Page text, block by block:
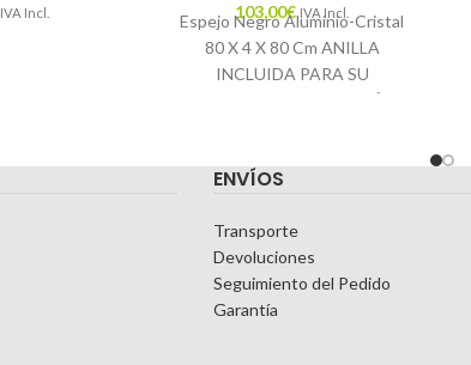
IVA Incl. 103,00€ IVA Incl.
Espejo Negro Aluminio-Cristal
80 X 4 X 80 Cm ANILLA
INCLUIDA PARA SU
CORRECTA COLOCACIÓN.
ENVÍOS
Transporte
Devoluciones
Seguimiento del Pedido
Garantía